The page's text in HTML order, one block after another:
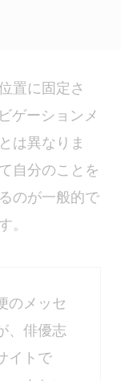
置に固定さ
ゲーションメ
は異なりま
自分のことを
のが一般的で
。
のメッセ
、俳優志
イトで